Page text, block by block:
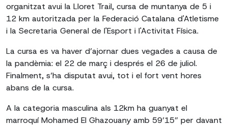
organitzat avui la Lloret Trail, cursa de muntanya de 5 i
12 km autoritzada per la Federació Catalana d'Atletisme
i la Secretaria General de l'Esport i l'Activitat Física.
La cursa es va haver d’ajornar dues vegades a causa de
la pandèmia: el 22 de març i després el 26 de juliol.
Finalment, s’ha disputat avui, tot i el fort vent hores
abans de la cursa.
A la categoria masculina als 12km ha guanyat el
marroquí Mohamed El Ghazouany amb 59’15” per davant